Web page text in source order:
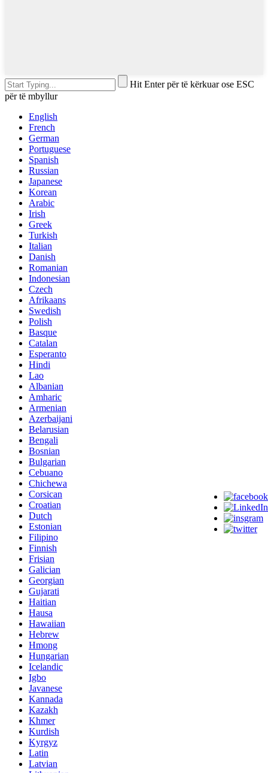
Hit Enter për të kërkuar ose ESC
për të mbyllur
English
French
German
Portuguese
Spanish
Russian
Japanese
Korean
Arabic
Irish
Greek
Turkish
Italian
Danish
Romanian
Indonesian
Czech
Afrikaans
Swedish
Polish
Basque
Catalan
Esperanto
Hindi
Lao
Albanian
Amharic
Armenian
Azerbaijani
Belarusian
Bengali
Bosnian
Bulgarian
Cebuano
Chichewa
Corsican
Croatian
Dutch
Estonian
Filipino
Finnish
Frisian
Galician
Georgian
Gujarati
Haitian
Hausa
Hawaiian
Hebrew
Hmong
Hungarian
Icelandic
Igbo
Javanese
Kannada
Kazakh
Khmer
Kurdish
Kyrgyz
Latin
Latvian